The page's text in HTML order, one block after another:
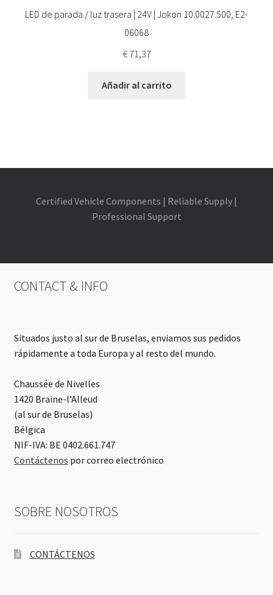
LED de parada / luz trasera | 24V | Jokon 10.0027.500, E2-
06068
€71,37
Añadir al carrito
Certified Vehicle Components | Reliable Supply |
Professional Support
CONTACT & INFO
Situados justo al sur de Bruselas, enviamos sus pedidos
rápidamente a toda Europa y al resto del mundo.
Chaussée de Nivelles
1420 Braine-l’Alleud
(al sur de Bruselas)
Bélgica
NIF-IVA: BE 0402.661.747
Contáctenos por correo electrónico
SOBRE NOSOTROS
CONTÁCTENOS